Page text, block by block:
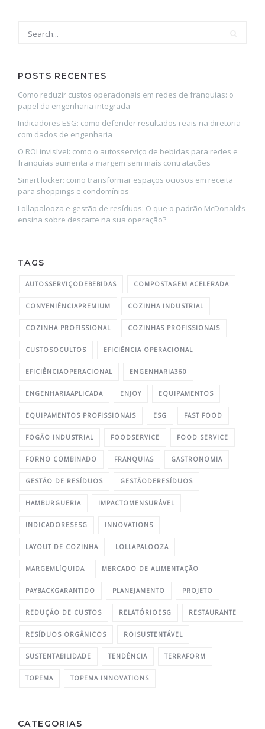
POSTS RECENTES
Como reduzir custos operacionais em redes de franquias: o
papel da engenharia integrada
Indicadores ESG: como defender resultados reais na diretoria
com dados de engenharia
O ROI invisível: como o autosserviço de bebidas para redes e
franquias aumenta a margem sem mais contratações
Smart locker: como transformar espaços ociosos em receita
para shoppings e condomínios
Lollapalooza e gestão de resíduos: O que o padrão McDonald’s
ensina sobre descarte na sua operação?
TAGS
AUTOSSERVIÇODEBEBIDAS COMPOSTAGEM ACELERADA
CONVENIÊNCIAPREMIUM COZINHA INDUSTRIAL
COZINHA PROFISSIONAL COZINHAS PROFISSIONAIS
CUSTOSOCULTOS EFICIÊNCIA OPERACIONAL
EFICIÊNCIAOPERACIONAL ENGENHARIA360
ENGENHARIAAPLICADA ENJOY EQUIPAMENTOS
EQUIPAMENTOS PROFISSIONAIS ESG FAST FOOD
FOGÃO INDUSTRIAL FOODSERVICE FOOD SERVICE
FORNO COMBINADO FRANQUIAS GASTRONOMIA
GESTÃO DE RESÍDUOS GESTÃODERESÍDUOS
HAMBURGUERIA IMPACTOMENSURÁVEL
INDICADORESESG INNOVATIONS
LAYOUT DE COZINHA LOLLAPALOOZA
MARGEMLÍQUIDA MERCADO DE ALIMENTAÇÃO
PAYBACKGARANTIDO PLANEJAMENTO PROJETO
REDUÇÃO DE CUSTOS RELATÓRIOESG RESTAURANTE
RESÍDUOS ORGÂNICOS ROISUSTENTÁVEL
SUSTENTABILIDADE TENDÊNCIA TERRAFORM
TOPEMA TOPEMA INNOVATIONS
CATEGORIAS